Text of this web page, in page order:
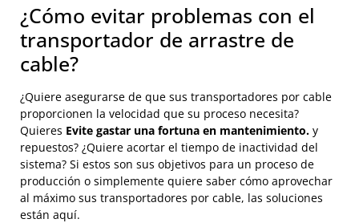
¿Cómo evitar problemas con el
transportador de arrastre de
cable?
¿Quiere asegurarse de que sus transportadores por cable
proporcionen la velocidad que su proceso necesita?
Quieres Evite gastar una fortuna en mantenimiento. y
repuestos? ¿Quiere acortar el tiempo de inactividad del
sistema? Si estos son sus objetivos para un proceso de
producción o simplemente quiere saber cómo aprovechar
al máximo sus transportadores por cable, las soluciones
están aquí.